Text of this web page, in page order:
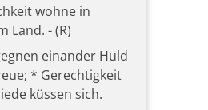
wohne in
Land. - (R)
einander Huld
* Gerechtigkeit
küssen sich.